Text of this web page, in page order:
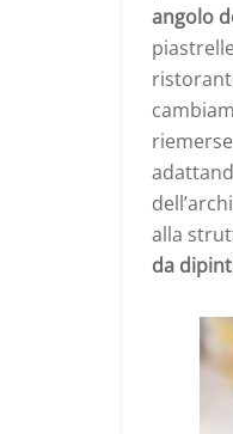
angolo
alla
da